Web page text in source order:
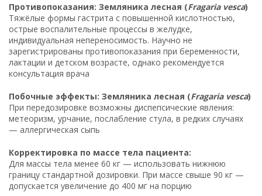
Противопоказания: Земляника лесная (Fragaria vesca)
Тяжёлые формы гастрита с повышенной кислотностью,
острые воспалительные процессы в желудке,
индивидуальная непереносимость. Научно не
зарегистрированы противопоказания при беременности,
лактации и детском возрасте, однако рекомендуется
консультация врача
Побочные эффекты: Земляника лесная (Fragaria vesca)
При передозировке возможны диспепсические явления:
метеоризм, урчание, послабление стула, в редких случаях
— аллергическая сыпь
Корректировка по массе тела пациента:
Для массы тела менее 60 кг — использовать нижнюю
границу стандартной дозировки. При массе свыше 90 кг —
допускается увеличение до 400 мг на порцию